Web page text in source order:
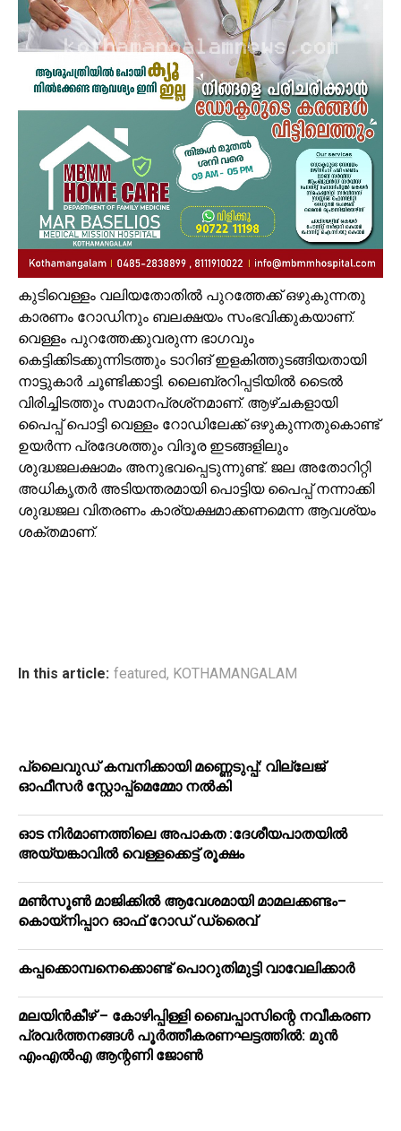
കുടിവെള്ളം വലിയതോതില്‍ പുറത്തേക്ക് ഒഴുകുന്നതു
കാരണം റോഡിനും ബലക്ഷയം സംഭവിക്കുകയാണ്.
വെള്ളം പുറത്തേക്കുവരുന്ന ഭാഗവും
കെട്ടിക്കിടക്കുന്നിടത്തും ടാറിങ് ഇളകിത്തുടങ്ങിയതായി
നാട്ടുകാര്‍ ചൂണ്ടിക്കാട്ടി. ലൈബ്രറിപ്പടിയില്‍ ടൈല്‍
വിരിച്ചിടത്തും സമാനപ്രശ്‌നമാണ്. ആഴ്ചകളായി
പൈപ്പ് പൊട്ടി വെള്ളം റോഡിലേക്ക് ഒഴുകുന്നതുകൊണ്ട്
ഉയര്‍ന്ന പ്രദേശത്തും വിദൂര ഇടങ്ങളിലും
ശുദ്ധജലക്ഷാമം അനുഭവപ്പെടുന്നുണ്ട്. ജല അതോറിറ്റി
അധികൃതര്‍ അടിയന്തരമായി പൊട്ടിയ പൈപ്പ് നന്നാക്കി
ശുദ്ധജല വിതരണം കാര്യക്ഷമാക്കണമെന്ന ആവശ്യം
ശക്തമാണ്.
In this article: featured, KOTHAMANGALAM
പ്ലൈവുഡ് കമ്പനിക്കായി മണ്ണെടുപ്പ്: വില്ലേജ്
ഓഫീസർ സ്റ്റോപ്പ്മെമ്മോ നൽകി
ഓട നിർമാണത്തിലെ അപാകത :ദേശീയപാതയിൽ
അയ്യങ്കാവിൽ വെള്ളക്കെട്ട് രൂക്ഷം
മൺസൂൺ മാജിക്കിൽ ആവേശമായി മാമലക്കണ്ടം–
കൊയ്‌നിപ്പാറ ഓഫ് റോഡ് ഡ്രൈവ്
കപ്പക്കൊമ്പനെക്കൊണ്ട് പൊറുതിമുട്ടി വാവേലിക്കാർ
മലയിന്‍കീഴ് – കോഴിപ്പിള്ളി ബൈപ്പാസിന്റെ നവീകരണ
പ്രവര്‍ത്തനങ്ങള്‍ പൂര്‍ത്തീകരണഘട്ടത്തില്‍: മുന്‍
എംഎല്‍എ ആന്റണി ജോണ്‍